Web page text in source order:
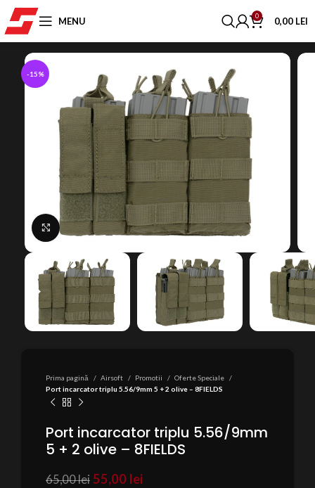
MENU 0 0,00 LEI
-15%
Prima pagină Airsoft Promotii
Oferte Speciale
Port incarcator triplu 5.56/9mm 5 + 2 olive – 8FIELDS
Port incarcator triplu 5.56/9mm
5 + 2 olive – 8FIELDS
65,00lei Prețul
55,00 leiPrețul